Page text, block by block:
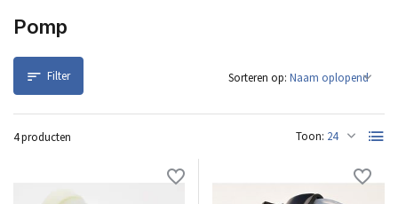
Pomp
Filter
4 producten Toon:
Sorteren op: